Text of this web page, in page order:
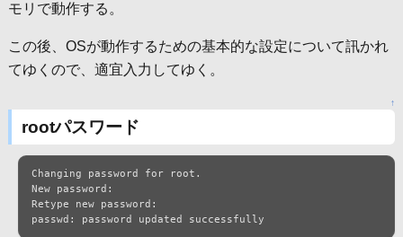
モリで動作する。
この後、OSが動作するための基本的な設定について訊かれ
てゆくので、適宜入力してゆく。
↑
rootパスワード
Changing password for root.
New password:
Retype new password:
passwd: password updated successfully